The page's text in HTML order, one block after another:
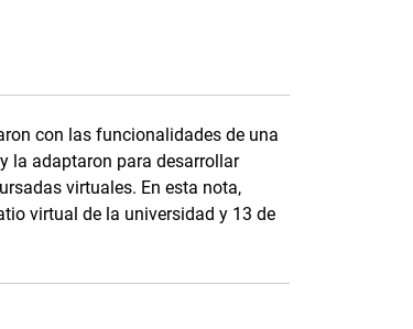
con las funcionalidades de una
la adaptaron para desarrollar
virtuales. En esta nota,
virtual de la universidad y 13 de